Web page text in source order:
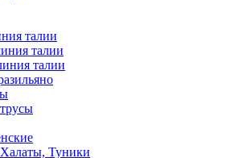
талии
талии
талии
Туники